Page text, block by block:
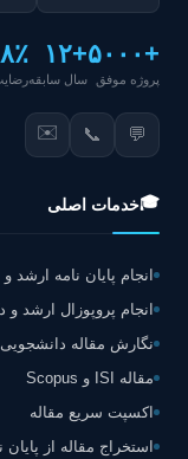
+۵۰۰۰
پروژه موفق
+۱۲
سال سابقه
💬
📞
✉️
🎓خدمات اصلی
انجام پایان نامه ارشد
انجام پروپوزال ارشد و
نگارش مقاله دانشجویی
مقاله ISI و Scopus
اکسپت سریع مقاله
استخراج مقاله از پایان